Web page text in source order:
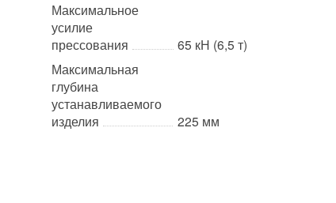
Максимальное
усилие
прессования
65 кН (6,5 т)
Максимальная
глубина
устанавливаемого
изделия
225 мм